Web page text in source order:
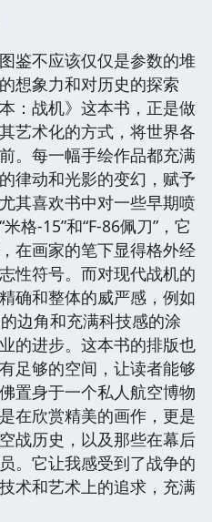
鉴不应该仅仅是参数的堆
想象力和对历史的探索
：战机》这本书，正是做
艺术化的方式，将世界各
。每一幅手绘作品都充满
律动和光影的变幻，赋予
其喜欢书中对一些早期喷
格-15”和“F-86佩刀”，它
在画家的笔下显得格外经
性符号。而对现代战机的
确和整体的威严感，例如
边角和充满科技感的涂
的进步。这本书的排版也
足够的空间，让读者能够
置身于一个私人航空博物
在欣赏精美的画作，更是
战历史，以及那些在幕后
。它让我感受到了战争的
术和艺术上的追求，充满